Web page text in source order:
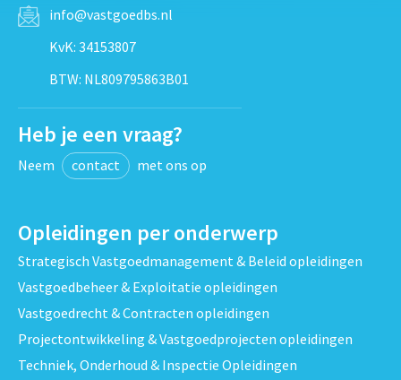
info@vastgoedbs.nl
KvK: 34153807
BTW: NL809795863B01
Heb je een vraag?
Neem contact met ons op
Opleidingen per onderwerp
Strategisch Vastgoedmanagement & Beleid opleidingen
Vastgoedbeheer & Exploitatie opleidingen
Vastgoedrecht & Contracten opleidingen
Projectontwikkeling & Vastgoedprojecten opleidingen
Techniek, Onderhoud & Inspectie Opleidingen